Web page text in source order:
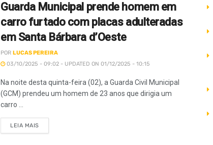
Guarda Municipal prende homem em
carro furtado com placas adulteradas
em Santa Bárbara d’Oeste
POR LUCAS PEREIRA
03/10/2025 - 09:02 - UPDATED ON 01/12/2025 - 10:15
Na noite desta quinta-feira (02), a Guarda Civil Municipal
(GCM) prendeu um homem de 23 anos que dirigia um
carro ...
LEIA MAIS